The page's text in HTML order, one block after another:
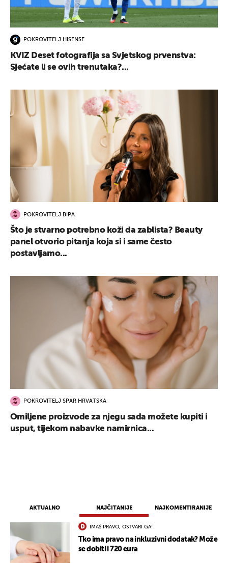
AKTUALNO NAJČITANIJE NAJKOMENTIRANIJE
IMAŠ PRAVO, OSTVARI GA!
Tko ima pravo na inkluzivni dodatak? Može
se dobiti i 720 eura
POKROVITELJ HISENSE
KVIZ Deset fotografija sa Svjetskog prvenstva:
Sjećate li se ovih trenutaka?...
POKROVITELJ BIPA
Što je stvarno potrebno koži da zablista? Beauty
panel otvorio pitanja koja si i same često
postavljamo...
POKROVITELJ SPAR HRVATSKA
Omiljene proizvode za njegu sada možete kupiti i
usput, tijekom nabavke namirnica...